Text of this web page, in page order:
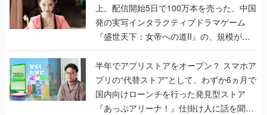
上。配信開始5日で100万本を売った、中国
発の実写インタラクティブドラマゲーム
『盛世天下：女帝への道II』の、規模が違
うこだわりをプロデューサーに聞いた
半年でアプリストアをオープン？ スマホア
プリの“代替ストア”として、わずか6ヵ月で
国内向けローンチを行った発見型ストア
『あっぷアリーナ！』仕掛け人に話を聞い